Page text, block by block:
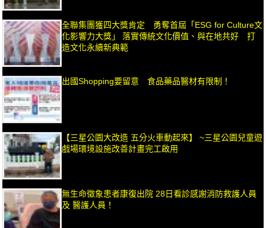
全聯集團獲四大獎肯定 勇奪首屆「ESG for Culture文
化影響力大獎」 落實傳統文化價值、與在地共好 打
造文化永續新典範
出國Shopping要留意 食品藥品醫材有限制！
【三星公園大改造 五分火車動起來】 ~三星公園兒童遊
戲場環境設施改善計畫完工啟用
無生命徵象患者康復出院 28日看診感謝消防救護人員
及 醫護人員！